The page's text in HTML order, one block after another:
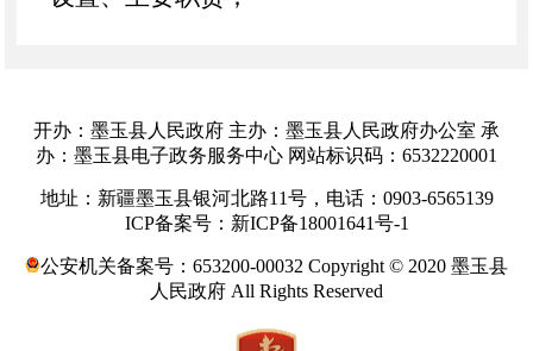
件；
3.墨玉县文化体育广播和旅游局
墨玉县文物局 ）重要会议主要内
容、重点工作等；
文化体育广播和旅游局
开办：墨玉县人民政府 主办：墨玉县人民政府办公室 承
办：墨玉县电子政务服务中心 网站标识码：6532220001
地址：新疆墨玉县银河北路11号，电话：0903-6565139
ICP备案号：新ICP备18001641号-1
公安机关备案号：653200-00032 Copyright © 2020 墨玉县
人民政府 All Rights Reserved